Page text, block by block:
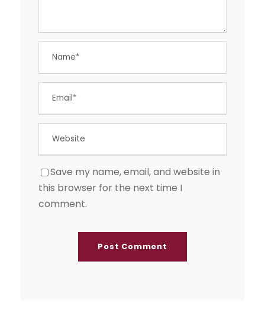
Save my name, email, and website in
this browser for the next time I
comment.